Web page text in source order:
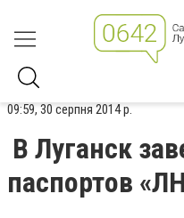
09:59, 30 серпня 2014 р.
В Луганск
паспортов